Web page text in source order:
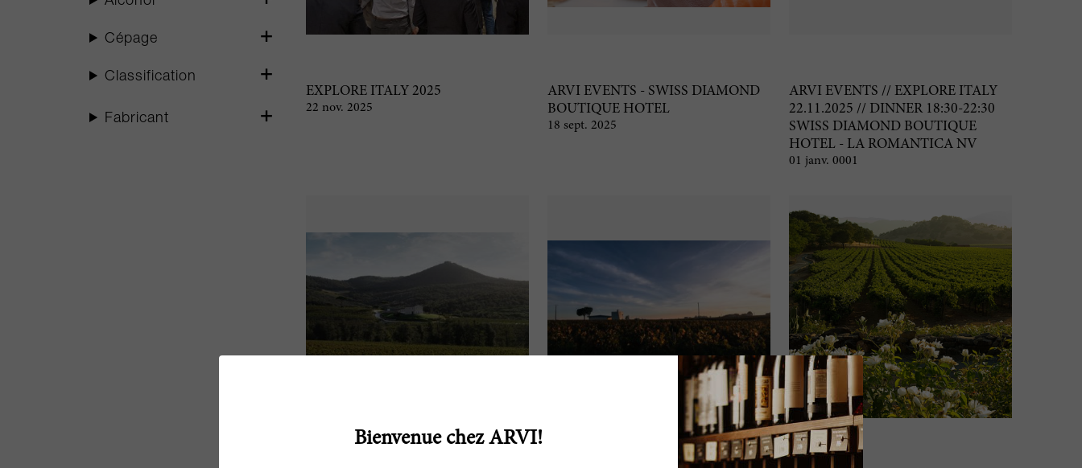
EXPLORE ITALY 2025
22 nov. 2025
ARVI EVENTS - SWISS DIAMOND
BOUTIQUE HOTEL
18 sept. 2025
ARVI EVENTS // EXPLORE ITALY
22.11.2025 // DINNER 18:30-22:30
SWISS DIAMOND BOUTIQUE
HOTEL - LA ROMANTICA NV
01 janv. 0001
Cépage
Classification
Fabricant
Bienvenue chez ARVI!